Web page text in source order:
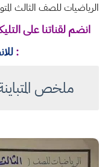
الرياضيات للصف الثالث
انضم لقناتنا على
:
ملخص